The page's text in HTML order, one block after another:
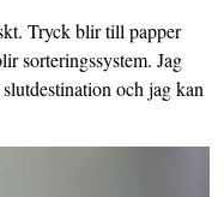
Tryck blir till papper
sorteringssystem. Jag
och jag kan